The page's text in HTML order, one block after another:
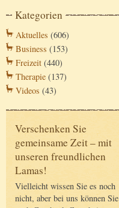
Kategorien
Aktuelles (606)
Business (153)
Freizeit (440)
Therapie (137)
Videos (43)
Verschenken Sie
gemeinsame Zeit – mit
unseren freundlichen
Lamas!
Vielleicht wissen Sie es noch
nicht, aber bei uns können Sie